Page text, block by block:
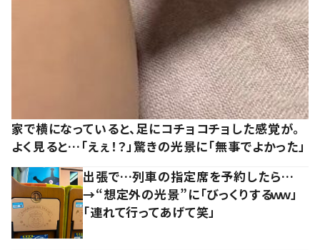
家で横になっていると、足にコチョコチョした感覚が。
よく見ると…「えぇ！？」驚きの光景に「無事でよかった」
出張で…列車の指定席を予約したら…
→“想定外の光景”に「びっくりするｗｗ」
「連れて行ってあげて笑」